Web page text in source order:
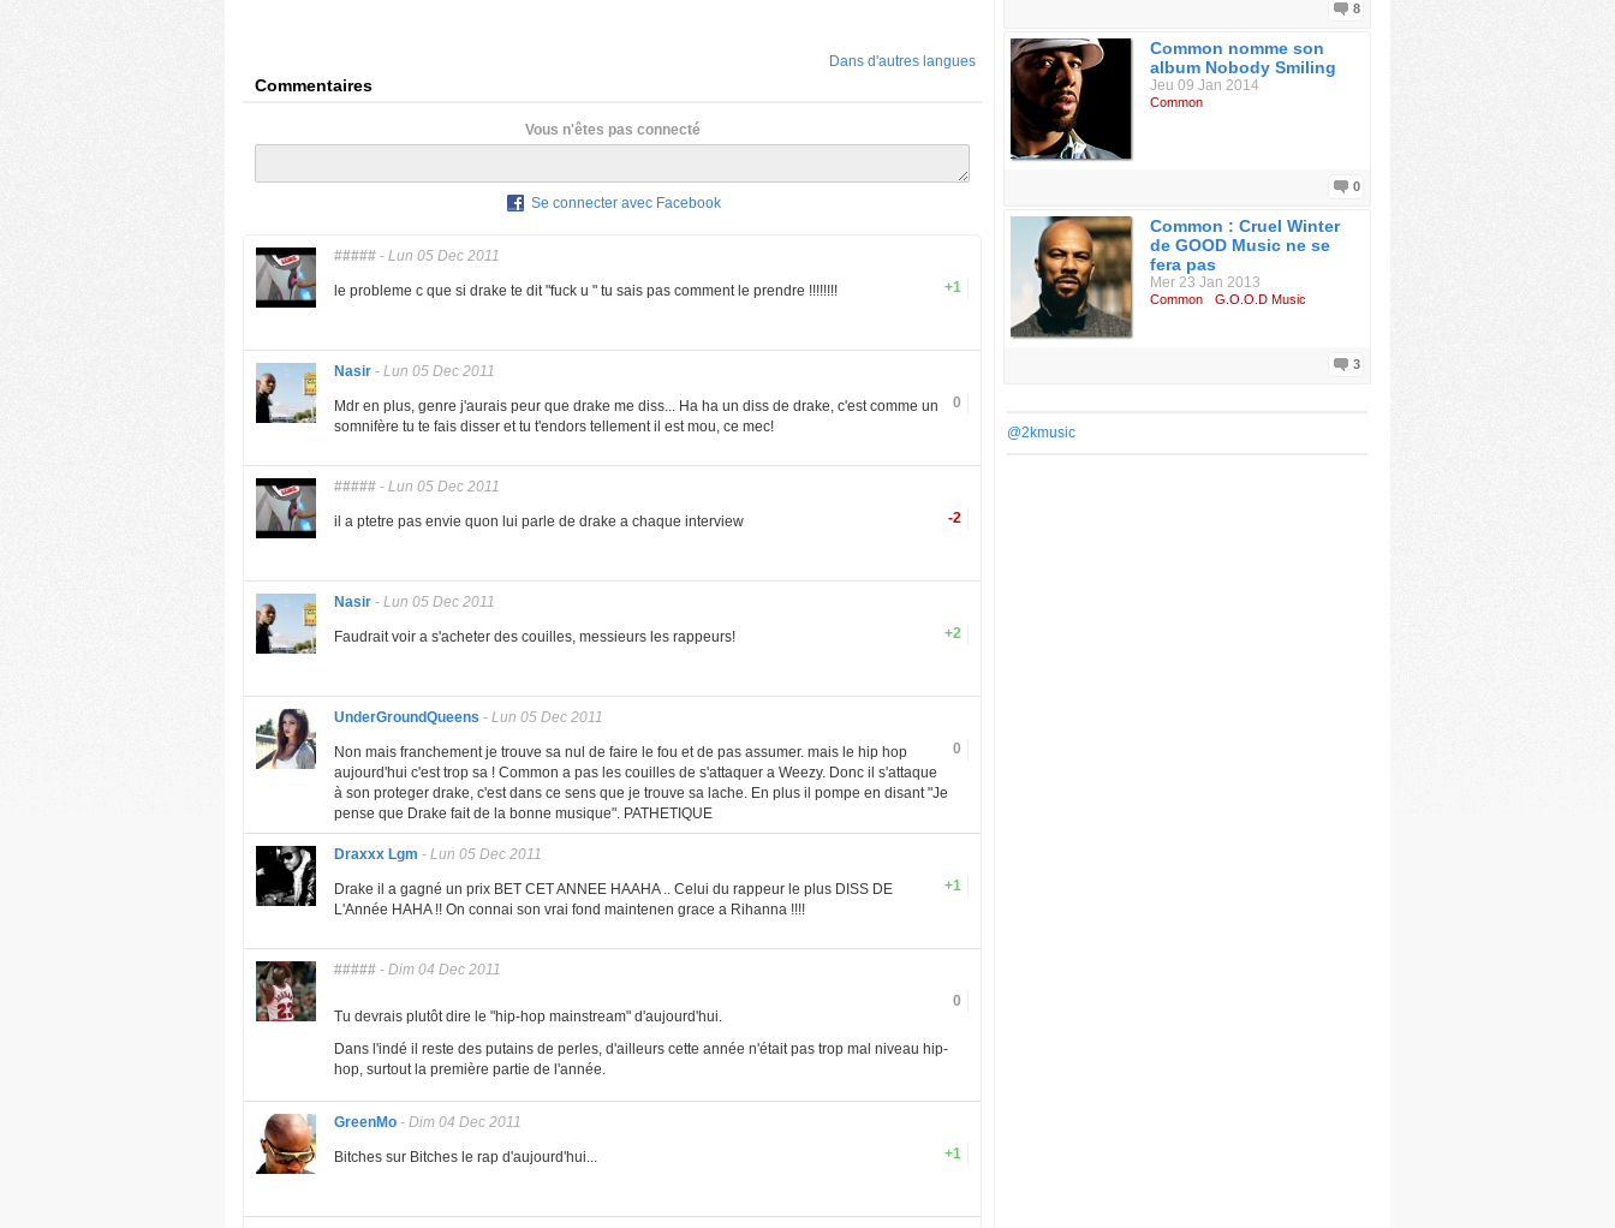
Dans d'autres langues
Commentaires
Vous n'êtes pas connecté
Se connecter avec Facebook
##### - Lun 05 Dec 2011
+1
le probleme c que si drake te dit "fuck u " tu sais pas comment le prendre !!!!!!!!
Nasir - Lun 05 Dec 2011
0
Mdr en plus, genre j'aurais peur que drake me diss... Ha ha un diss de drake, c'est comme un
somnifère tu te fais disser et tu t'endors tellement il est mou, ce mec!
##### - Lun 05 Dec 2011
-2
il a ptetre pas envie quon lui parle de drake a chaque interview
Nasir - Lun 05 Dec 2011
+2
Faudrait voir a s'acheter des couilles, messieurs les rappeurs!
UnderGroundQueens - Lun 05 Dec 2011
0
Non mais franchement je trouve sa nul de faire le fou et de pas assumer. mais le hip hop
aujourd'hui c'est trop sa ! Common a pas les couilles de s'attaquer a Weezy. Donc il s'attaque
à son proteger drake, c'est dans ce sens que je trouve sa lache. En plus il pompe en disant "Je
pense que Drake fait de la bonne musique". PATHETIQUE
Draxxx Lgm - Lun 05 Dec 2011
+1
Drake il a gagné un prix BET CET ANNEE HAAHA .. Celui du rappeur le plus DISS DE
L'Année HAHA !! On connai son vrai fond maintenen grace a Rihanna !!!!
##### - Dim 04 Dec 2011
0
Tu devrais plutôt dire le "hip-hop mainstream" d'aujourd'hui.
Dans l'indé il reste des putains de perles, d'ailleurs cette année n'était pas trop mal niveau hip-
hop, surtout la première partie de l'année.
GreenMo - Dim 04 Dec 2011
+1
Bitches sur Bitches le rap d'aujourd'hui...
8
Common nomme son
album Nobody Smiling
Jeu 09 Jan 2014
Common
0
Common : Cruel Winter
de GOOD Music ne se
fera pas
Mer 23 Jan 2013
Common G.O.O.D Music
3
@2kmusic